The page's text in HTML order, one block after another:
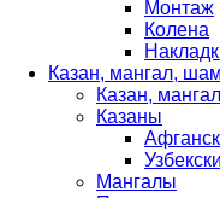
Монтаж
Колена
Казан, мангал,
Казан,
Казаны
Мангалы